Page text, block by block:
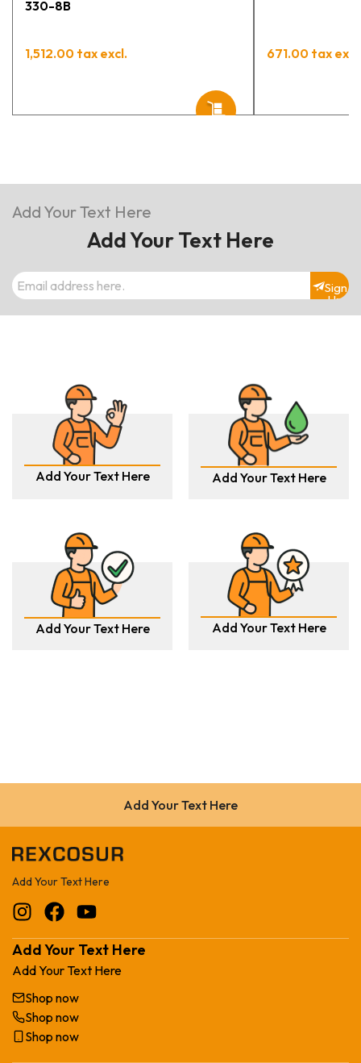
330-8B
1,512.00 tax excl. 671.00 tax excl.
Add Your Text Here
Add Your Text Here
Sign
Up
Add Your Text Here Add Your Text Here
Add Your Text Here Add Your Text Here
Add Your Text Here
Add Your Text Here
Add Your Text Here
Add Your Text Here
Shop now
Shop now
Shop now